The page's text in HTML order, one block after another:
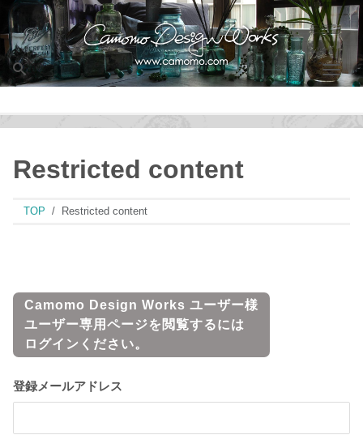
Restricted content
TOP Restricted content
Camomo Design Works ユーザー様
ユーザー専用ページを閲覧するには
ログインください。
登録メールアドレス